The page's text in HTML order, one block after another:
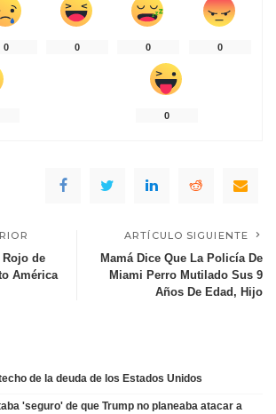
0 0 0 0
0
de
América
ARTÍCULO SIGUIENTE
Mamá Dice Que La Policía De
Miami Perro Mutilado Sus 9
Años De Edad, Hijo
de la deuda de los Estados Unidos
'seguro' de que Trump no planeaba atacar a